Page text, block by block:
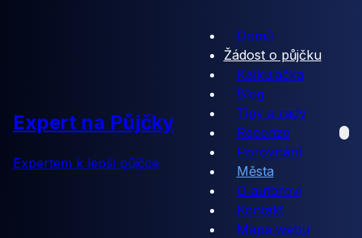
Expert na Půjčky
Expertem k lepší půjčce
Domů
Žádost o půjčku
Kalkulačka
Blog
Tipy a rady
Recenze
Porovnání
Města
O autorovi
Kontakt
Mapa webu